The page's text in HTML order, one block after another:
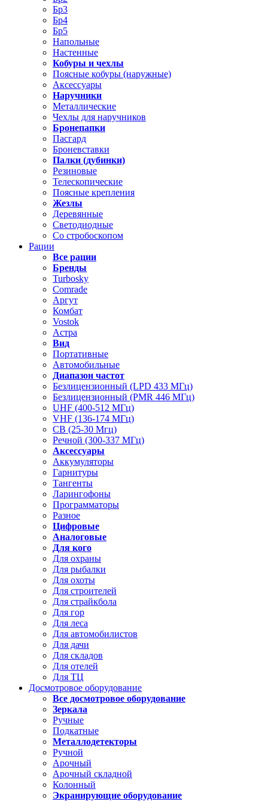
Бр3
Бр4
Бр5
Напольные
Настенные
Кобуры и чехлы
Поясные кобуры (наружные)
Аксессуары
Наручники
Металлические
Чехлы для наручников
Бронепапки
Пасгард
Броневставки
Палки (дубинки)
Резиновые
Телескопические
Поясные крепления
Жезлы
Деревянные
Светодиодные
Со стробоскопом
Рации
Все рации
Бренды
Turbosky
Comrade
Аргут
Комбат
Vostok
Астра
Вид
Портативные
Автомобильные
Диапазон частот
Безлицензионный (LPD 433 МГц)
Безлицензионный (PMR 446 МГц)
UHF (400-512 МГц)
VHF (136-174 МГц)
CB (25-30 Мгц)
Речной (300-337 МГц)
Аксессуары
Аккумуляторы
Гарнитуры
Тангенты
Ларингофоны
Программаторы
Разное
Цифровые
Аналоговые
Для кого
Для охраны
Для рыбалки
Для охоты
Для строителей
Для страйкбола
Для гор
Для леса
Для автомобилистов
Для дачи
Для складов
Для отелей
Для ТЦ
Досмотровое оборудование
Все досмотровое оборудование
Зеркала
Ручные
Подкатные
Металлодетекторы
Ручной
Арочный
Арочный складной
Колонный
Экранирующие оборудование